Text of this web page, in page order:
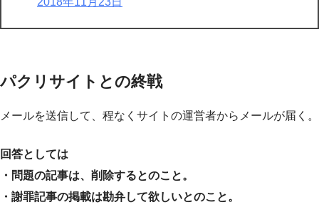
パクリサイトとの終戦
メールを送信して、程なくサイトの運営者からメールが届く。
回答としては
・問題の記事は、削除するとのこと。
・謝罪記事の掲載は勘弁して欲しいとのこと。